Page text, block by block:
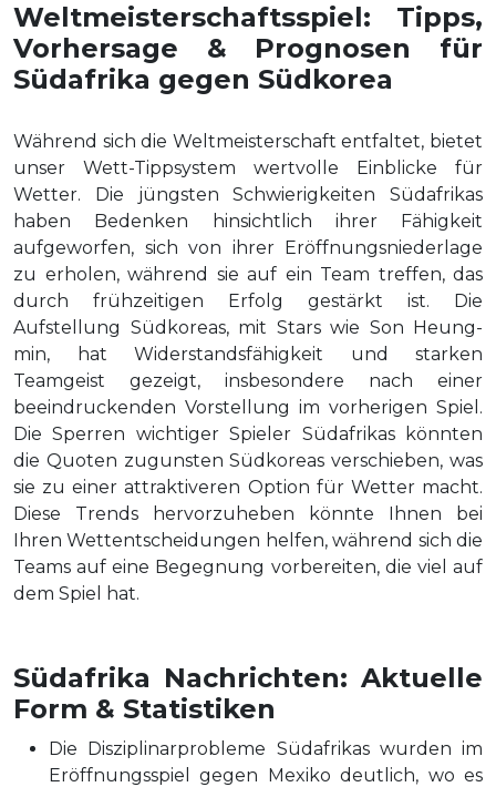
Weltmeisterschaftsspiel: Tipps,
Vorhersage & Prognosen für
Südafrika gegen Südkorea
Während sich die Weltmeisterschaft entfaltet, bietet
unser Wett-Tippsystem wertvolle Einblicke für
Wetter. Die jüngsten Schwierigkeiten Südafrikas
haben Bedenken hinsichtlich ihrer Fähigkeit
aufgeworfen, sich von ihrer Eröffnungsniederlage
zu erholen, während sie auf ein Team treffen, das
durch frühzeitigen Erfolg gestärkt ist. Die
Aufstellung Südkoreas, mit Stars wie Son Heung-
min, hat Widerstandsfähigkeit und starken
Teamgeist gezeigt, insbesondere nach einer
beeindruckenden Vorstellung im vorherigen Spiel.
Die Sperren wichtiger Spieler Südafrikas könnten
die Quoten zugunsten Südkoreas verschieben, was
sie zu einer attraktiveren Option für Wetter macht.
Diese Trends hervorzuheben könnte Ihnen bei
Ihren Wettentscheidungen helfen, während sich die
Teams auf eine Begegnung vorbereiten, die viel auf
dem Spiel hat.
Südafrika Nachrichten: Aktuelle
Form & Statistiken
Die Disziplinarprobleme Südafrikas wurden im
Eröffnungsspiel gegen Mexiko deutlich, wo es